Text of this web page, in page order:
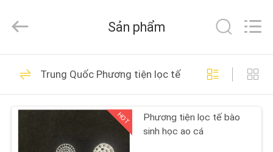
NHÀ
SẢN
PHẨM
Tongxiang
LuoX
All
Reserved.
Developed
ECER
Phương tiện lọc sinh
học MBBR
23
Sản phẩm
Trung Quốc Phương tiện lọc tế bào sinh học
HOT
Phương tiện lọc tế bào
sinh học ao cá